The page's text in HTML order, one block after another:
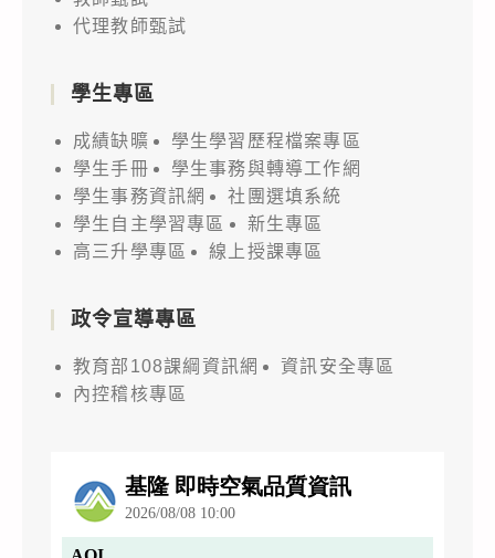
代理教師甄試
學生專區
成績缺曠
學生學習歷程檔案專區
學生手冊
學生事務與轉導工作網
學生事務資訊網
社團選填系統
學生自主學習專區
新生專區
高三升學專區
線上授課專區
政令宣導專區
教育部108課綱資訊網
資訊安全專區
內控稽核專區